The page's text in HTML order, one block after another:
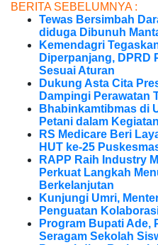
BERITA SEBELUMNYA :
Tewas Bersimbah
diduga Dibunuh
Kemendagri
Diperpanjang, DPRD
Sesuai Aturan
Dukung Asta Cita
Dampingi Perawatan
Bhabinkamtibmas di
Petani dalam
RS Medicare Beri
HUT ke-25
RAPP Raih Industry
Perkuat Langkah
Berkelanjutan
Kunjungi Umri,
Penguatan
Program Bupati Ade,
Seragam Sekolah